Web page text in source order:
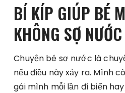
BÍ KÍP GIÚP BÉ
KHÔNG SỢ NƯỚC
Chuyện bé sợ nước là
nếu điều này xảy ra. Mình
gái mình mỗi lần đi biển